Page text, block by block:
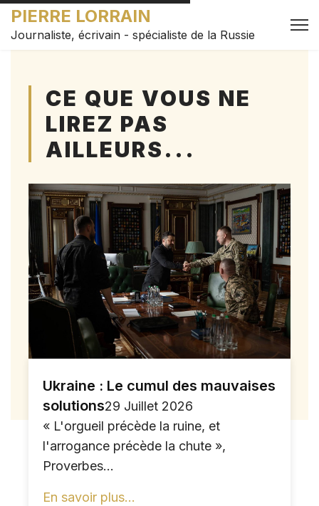
PIERRE LORRAIN
Journaliste, écrivain - spécialiste de la Russie
CE QUE VOUS NE
LIREZ PAS
AILLEURS...
Ukraine : Le cumul des mauvaises
solutions29 Juillet 2026
« L'orgueil précède la ruine, et
l'arrogance précède la chute »,
Proverbes...
En savoir plus...